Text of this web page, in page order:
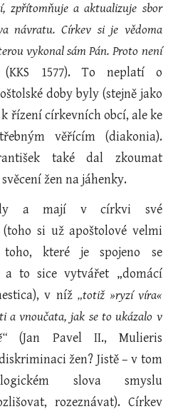
zpřítomňuje a aktualizuje sbor
návratu. Církev si je vědoma
vykonal sám Pán. Proto není
(KKS 1577). To neplatí o
doby byly (stejně jako
řízení církevních obcí, ale ke
věřícím (diakonia).
také dal zkoumat
žen na jáhenky.
a mají v církvi své
si už apoštolové velmi
které je spojeno se
a to sice vytvářet „domácí
v níž „totiž »ryzí víra«
a vnoučata, jak se to ukázalo v
(Jan Pavel II., Mulieris
žen? Jistě – v tom
slova smyslu
rozeznávat). Církev